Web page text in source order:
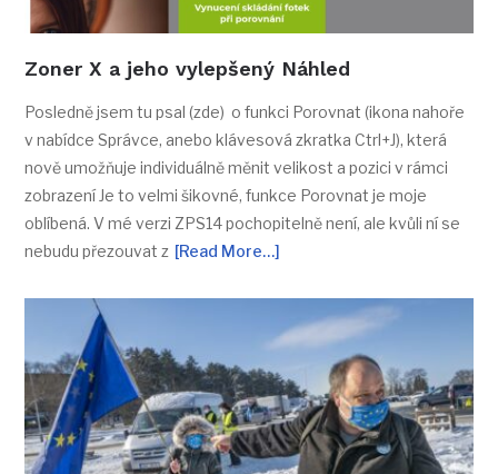
Zoner X a jeho vylepšený Náhled
Posledně jsem tu psal (zde) o funkci Porovnat (ikona nahoře
v nabídce Správce, anebo klávesová zkratka Ctrl+J), která
nově umožňuje individuálně měnit velikost a pozici v rámci
zobrazení Je to velmi šikovné, funkce Porovnat je moje
oblíbená. V mé verzi ZPS14 pochopitelně není, ale kvůli ní se
nebudu přezouvat z [Read More…]